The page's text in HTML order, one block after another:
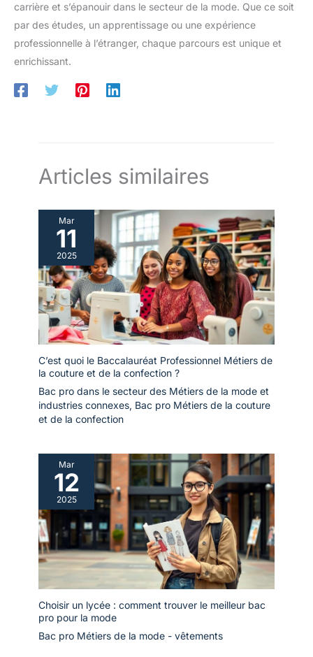
carrière et s’épanouir dans le secteur de la mode. Que ce soit
par des études, un apprentissage ou une expérience
professionnelle à l’étranger, chaque parcours est unique et
enrichissant.
Articles similaires
Mar
11
2025
C’est quoi le Baccalauréat Professionnel Métiers de
la couture et de la confection ?
Bac pro dans le secteur des Métiers de la mode et
industries connexes, Bac pro Métiers de la couture
et de la confection
Mar
12
2025
Choisir un lycée : comment trouver le meilleur bac
pro pour la mode
Bac pro Métiers de la mode - vêtements